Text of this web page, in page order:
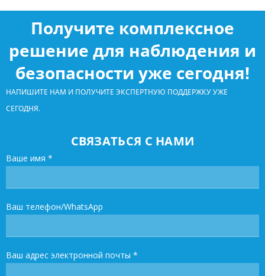
Получите комплексное
решение для наблюдения и
безопасности уже сегодня!
НАПИШИТЕ НАМ И ПОЛУЧИТЕ ЭКСПЕРТНУЮ ПОДДЕРЖКУ УЖЕ
СЕГОДНЯ.
СВЯЗАТЬСЯ С НАМИ
Ваше имя *
Ваш телефон/WhatsApp
Ваш адрес электронной почты *